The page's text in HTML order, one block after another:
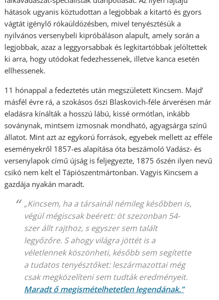
hátasok ugyanis köztudottan a legjobbak a kitartó és gyors
vágtát igénylő rókaüldözésben, mivel tenyésztésük a
nyilvános versenybeli kipróbáláson alapult, amely során a
legjobbak, azaz a leggyorsabbak és legkitartóbbak jelöltettek
ki arra, hogy utódokat fedezhessenek, illetve kanca esetén
ellhessenek.
11 hónappal a fedeztetés után megszületett Kincsem. Majd’
másfél évre rá, a szokásos őszi Blaskovich-féle árverésen már
eladásra kínálták a hosszú lábú, kissé ormótlan, inkább
soványnak, mintsem izmosnak mondható, agyagsárga színű
állatot. Mint azt az egykorú források, egyebek mellett az efféle
eseményekről 1857-es alapítása óta beszámoló Vadász- és
versenylapok című újság is feljegyezte, 1875 őszén ilyen nevű
csikó nem kelt el Tápiószentmártonban. Vagyis Kincsem a
gazdája nyakán maradt.
„Kincsem, ha a társainál némileg későbben is,
végül mégiscsak beérett: öt szezonban 54-
szer állt rajthoz, s egyszer sem talált
legyőzőre. S ahogy világra jöttét is a
véletlennek köszönheti, később sem segítette
a tudatos tenyésztőket: leszármazottai még
csak megközelíteni sem tudták eredményeit.
Maradt ő megismételhetetlen legendának.”